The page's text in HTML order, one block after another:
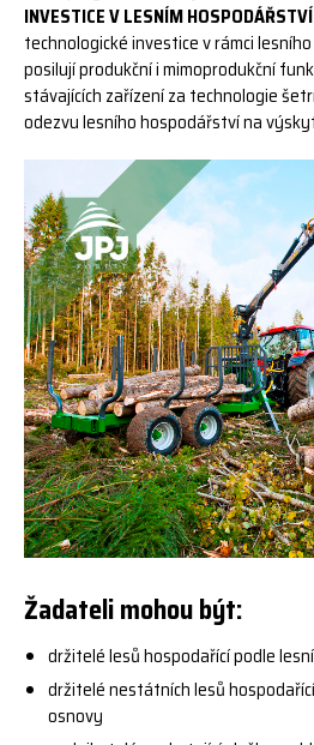
INVESTICE V LESNÍM HOSPODÁŘSTVÍ
technologické investice v rámci
posilují produkční i mimoprodukční
stávajících zařízení za technologie
odezvu lesního hospodářství na
Žadateli mohou být:
držitelé lesů hospodařící podle
držitelé nestátních lesů
osnovy